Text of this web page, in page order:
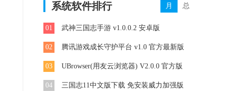
系统软件排行 月 总
01 武神三国志手游 v1.0.0.2 安卓版
02 腾讯游戏成长守护平台 v1.0 官方最新版
03 UBrowser(用友云浏览器) V2.0.0 官方版
04 三国志11中文版下载 免安装威力加强版